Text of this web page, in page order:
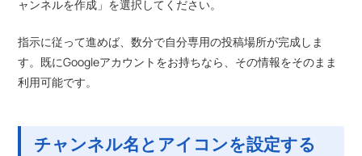
ャンネルを作成」を選択してください。
指示に従って進めば、数分で自分専用の投稿場所が完成しま
す。既にGoogleアカウントをお持ちなら、その情報をそのまま
利用可能です。
チャンネル名とアイコンを設定する